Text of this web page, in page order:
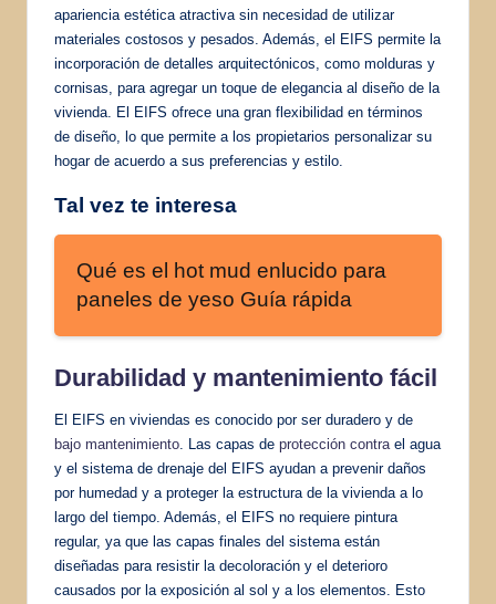
apariencia estética atractiva sin necesidad de utilizar
materiales costosos y pesados. Además, el EIFS permite la
incorporación de detalles arquitectónicos, como molduras y
cornisas, para agregar un toque de elegancia al diseño de la
vivienda. El EIFS ofrece una gran flexibilidad en términos
de diseño, lo que permite a los propietarios personalizar su
hogar de acuerdo a sus preferencias y estilo.
Tal vez te interesa
Qué es el hot mud enlucido para
paneles de yeso Guía rápida
Durabilidad y mantenimiento fácil
El EIFS en viviendas es conocido por ser duradero y de
bajo mantenimiento . Las capas de protección contra el agua
y el sistema de drenaje del EIFS ayudan a prevenir daños
por humedad y a proteger la estructura de la vivienda a lo
largo del tiempo. Además, el EIFS no requiere pintura
regular, ya que las capas finales del sistema están
diseñadas para resistir la decoloración y el deterioro
causados por la exposición al sol y a los elementos. Esto